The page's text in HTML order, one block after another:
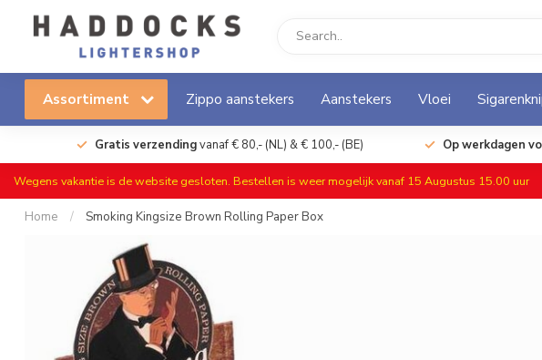
Assortiment Zippo aanstekers Aanstekers Vloei
Gratis verzendingvanaf € 80,- (NL) & € 100,- (BE) Op werkdagen
Wegens vakantie is de website gesloten. Bestellen is weer mogelijk vanaf 15 Augustus 15.00 uur
Home / Smoking Kingsize Brown Rolling Paper Box